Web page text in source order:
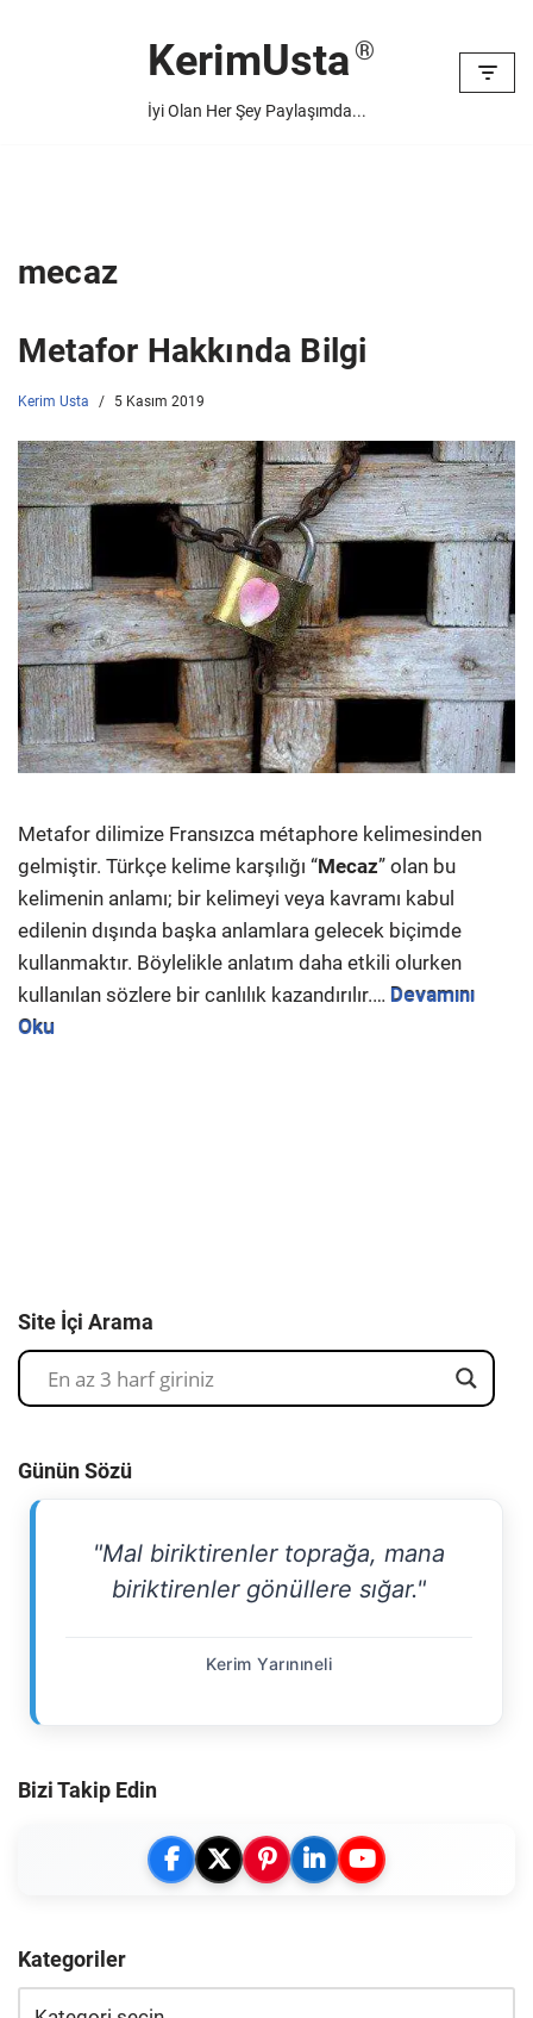
KerimUsta
İyi Olan Her Şey Paylaşımda...
mecaz
Metafor Hakkında Bilgi
Kerim Usta 5 Kasım 2019
Metafor dilimize Fransızca métaphore kelimesinden
gelmiştir. Türkçe kelime karşılığı “Mecaz” olan bu
kelimenin anlamı; bir kelimeyi veya kavramı kabul
edilenin dışında başka anlamlara gelecek biçimde
kullanmaktır. Böylelikle anlatım daha etkili olurken
kullanılan sözlere bir canlılık kazandırılır.… Devamını
Oku
Site İçi Arama
Günün Sözü
"Mal biriktirenler toprağa, mana
biriktirenler gönüllere sığar."
Kerim Yarınıneli
Bizi Takip Edin
Kategoriler